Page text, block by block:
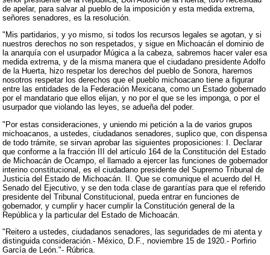
de apelar, para salvar al pueblo de la imposición y esta medida extrema,
señores senadores, es la resolución.
"Mis partidarios, y yo mismo, si todos los recursos legales se agotan, y si
nuestros derechos no son respetados, y sigue en Michoacán el dominio de
la anarquía con el usurpador Múgica a la cabeza, sabremos hacer valer esa
medida extrema, y de la misma manera que el ciudadano presidente Adolfo
de la Huerta, hizo respetar los derechos del pueblo de Sonora, haremos
nosotros respetar los derechos que el pueblo michoacano tiene a figurar
entre las entidades de la Federación Mexicana, como un Estado gobernado
por el mandatario que ellos elijan, y no por el que se les imponga, o por el
usurpador que violando las leyes, se adueña del poder.
"Por estas consideraciones, y uniendo mi petición a la de varios grupos
michoacanos, a ustedes, ciudadanos senadores, suplico que, con dispensa
de todo trámite, se sirvan aprobar las siguientes proposiciones: I. Declarar
que conforme a la fracción III del artículo 164 de la Constitución del Estado
de Michoacán de Ocampo, el llamado a ejercer las funciones de gobernador
interino constitucional, es el ciudadano presidente del Supremo Tribunal de
Justicia del Estado de Michoacán. II. Que se comunique el acuerdo del H.
Senado del Ejecutivo, y se den toda clase de garantías para que el referido
presidente del Tribunal Constitucional, pueda entrar en funciones de
gobernador, y cumplir y hacer cumplir la Constitución general de la
República y la particular del Estado de Michoacán.
"Reitero a ustedes, ciudadanos senadores, las seguridades de mi atenta y
distinguida consideración.- México, D.F., noviembre 15 de 1920.- Porfirio
García de León."- Rúbrica.